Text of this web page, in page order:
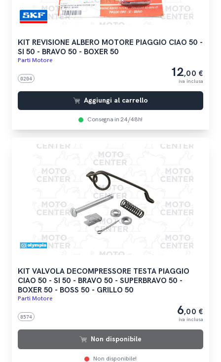
KIT REVISIONE ALBERO MOTORE PIAGGIO CIAO 50 -
SI 50 - BRAVO 50 - BOXER 50
Parti Motore
0204 12,00 €
iva inclusa
Aggiungi al carrello
Consegna in 24/48h!
KIT VALVOLA DECOMPRESSORE TESTA PIAGGIO
CIAO 50 - SI 50 - BRAVO 50 - SUPERBRAVO 50 -
BOXER 50 - BOSS 50 - GRILLO 50
Parti Motore
8574 6,00 €
iva inclusa
Non disponibile
Non disponibile!